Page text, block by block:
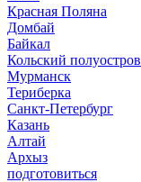
Красная Поляна
Домбай
Байкал
Кольский полуостров
Мурманск
Териберка
Санкт-Петербург
Казань
Алтай
Архыз
подготовиться